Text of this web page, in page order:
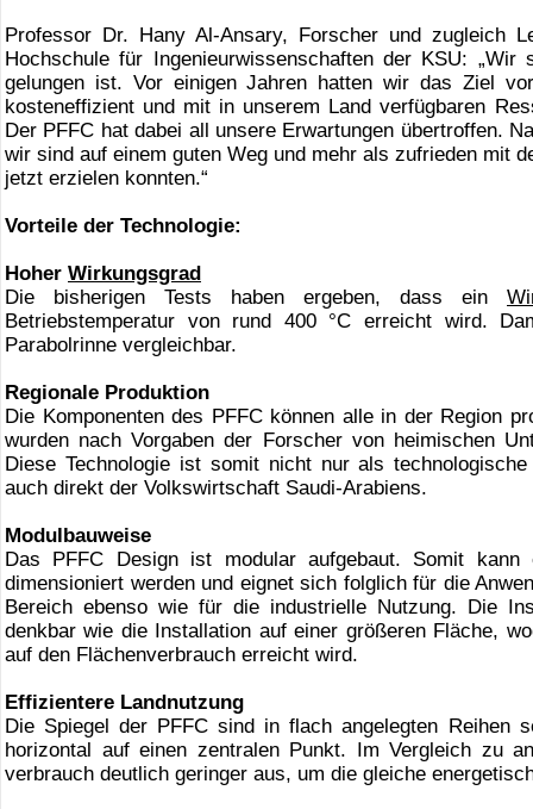
Professor Dr. Hany Al-Ansary, Forscher und zugleich
Hochschule für Ingenieurwissenschaften der KSU:
gelungen ist. Vor einigen Jahren hatten wir das Ziel
kosteneffizient und mit in unserem Land verfügbaren
Der PFFC hat dabei all unsere Erwartungen übertroffen.
wir sind auf einem guten Weg und mehr als zufrieden mit
jetzt erzielen konnten.“
Vorteile der Technologie:
Hoher Wirkungsgrad
Die bisherigen Tests haben ergeben, dass ein
Betriebstemperatur von rund 400 °C erreicht wird.
Parabolrinne vergleichbar.
Regionale Produktion
Die Komponenten des PFFC können alle in der Region
wurden nach Vorgaben der Forscher von heimischen
Diese Technologie ist somit nicht nur als
auch direkt der Volkswirtschaft Saudi-Arabiens.
Modulbauweise
Das PFFC Design ist modular aufgebaut. Somit
dimensioniert werden und eignet sich folglich für die
Bereich ebenso wie für die industrielle Nutzung. Die
denkbar wie die Installation auf einer größeren Fläche,
auf den Flächenverbrauch erreicht wird.
Effizientere Landnutzung
Die Spiegel der PFFC sind in flach angelegten Reihen
horizontal auf einen zentralen Punkt. Im Vergleich zu
verbrauch deutlich geringer aus, um die gleiche